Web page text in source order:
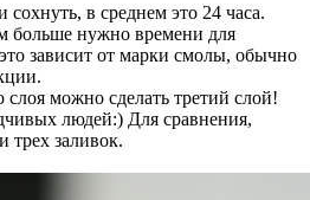
сохнуть, в среднем это 24 часа.
больше нужно времени для
зависит от марки смолы, обычно
слоя можно сделать третий слой!
людей:) Для сравнения,
трех заливок.